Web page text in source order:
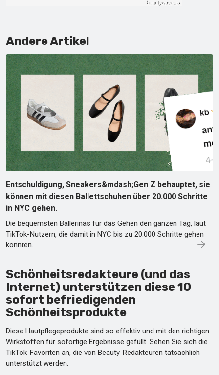
Andere Artikel
Entschuldigung, Sneakers&mdash;Gen Z behauptet, sie
können mit diesen Ballettschuhen über 20.000 Schritte
in NYC gehen.
Die bequemsten Ballerinas für das Gehen den ganzen Tag, laut
TikTok-Nutzern, die damit in NYC bis zu 20.000 Schritte gehen
konnten.
Schönheitsredakteure (und das
Internet) unterstützen diese 10
sofort befriedigenden
Schönheitsprodukte
Diese Hautpflegeprodukte sind so effektiv und mit den richtigen
Wirkstoffen für sofortige Ergebnisse gefüllt. Sehen Sie sich die
TikTok-Favoriten an, die von Beauty-Redakteuren tatsächlich
unterstützt werden.